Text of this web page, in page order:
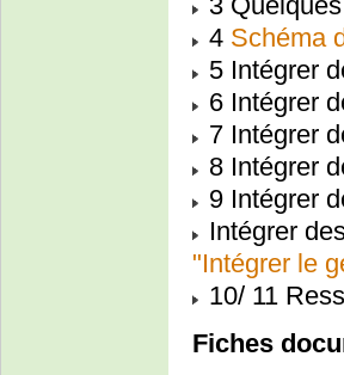
4 Schéma
5 Intégrer
6 Intégrer
7 Intégrer
8 Intégrer
9 Intégrer
Intégrer
"Intégrer le
10/ 11
Fiches